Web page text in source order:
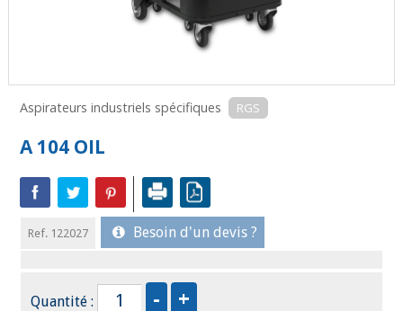
Aspirateurs industriels spécifiques RGS
A 104 OIL
Ref. 122027 Besoin d'un devis ?
Quantité :